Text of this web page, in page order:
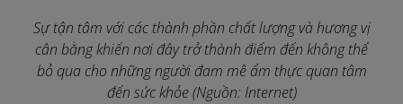
Sự tận tâm với các thành phần chất lượng và hương vị
cân bằng khiến nơi đây trở thành điểm đến không thể
bỏ qua cho những người đam mê ẩm thực quan tâm
đến sức khỏe (Nguồn: Internet)